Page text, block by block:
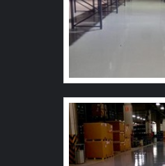
conquistou ao longo dos
no mercado. Sabe da
resistentes e eficientes,
contribuem para evitar
caso do piso Tátil PVC.